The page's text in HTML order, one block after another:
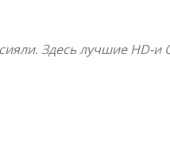
Здесь лучшие HD-и